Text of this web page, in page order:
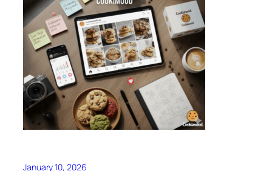
January 10, 2026